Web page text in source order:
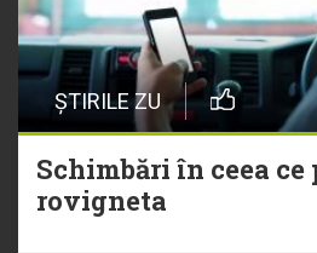
ȘTIRILE ZU
Schimbări în ceea
rovigneta